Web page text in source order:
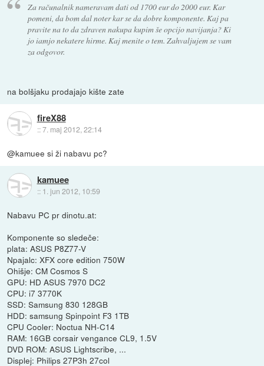
Za računalnik nameravam dati od 1700 eur do 2000 eur. Kar
pomeni, da bom dal noter kar se da dobre komponente. Kaj pa
pravite na to da zdraven nakupa kupim še opcijo navijanja? Ki
jo iamjo nekatere hirme. Kaj menite o tem. Zahvaljujem se vam
za odgovor.
na bolšjaku prodajajo kište zate
fireX88
::7. maj 2012, 22:14
@kamuee si ži nabavu pc?
kamuee
:: 1. jun 2012, 10:59
Nabavu PC pr dinotu.at:
Komponente so sledeče:
plata: ASUS P8Z77-V
Npajalc: XFX core edition 750W
Ohišje: CM Cosmos S
GPU: HD ASUS 7970 DC2
CPU: i7 3770K
SSD: Samsung 830 128GB
HDD: samsung Spinpoint F3 1TB
CPU Cooler: Noctua NH-C14
RAM: 16GB corsair vengance CL9, 1.5V
DVD ROM: ASUS Lightscribe, ...
Displej: Philips 27P3h 27col